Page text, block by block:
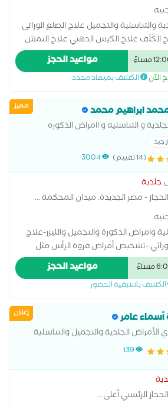
والتناسلية والتجميل علاج الصلع الوراثى
الكَلَف علاج الكيس الدهني علاج النمش
علاج عين السمكة علاج فطريات
تناسلية الكي الكهربائي علاج آثار الحروق
مواعيد الحجز
الآن الكشف بميعاد محدد
مميز ابراهيم محمد
و التناسليه و اامراض الذكوره
جيد
(14 تقييم) 3004
جلدية
- مصر الجديدة. ميدان المحكمة...
وامراض الذكورة والتجميل والليزر-علاج
تشخيص أمراض فروة الرأس مثل
خطط علاج دوائية أو تجميلية-العنايه
والبلازما-والخلايا الجذعية للشعر
بالبلازما والميزوثيرابي حقن الشفايف
ازاله الاظافر ،ازاله الزوائد الجلديه ، ازاله
بن
مواعيد الحجز
الكشف باسبقية الحضور
إعلان أسماء عامر
الأمراض الجلدية والتجميل والتناسلية
139
الرئيسي أعلى...